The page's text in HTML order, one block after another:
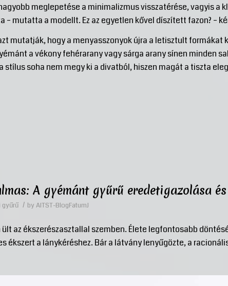
meglepetése a minimalizmus visszatérése, vagyis a
– mutatta a modellt. Ez az egyetlen kővel díszített fazon? –
mutatják, hogy a menyasszonyok újra a letisztult formákat
a vékony fehérarany vagy sárga arany sínen minden
stílus soha nem megy ki a divatból, hiszen magát a tiszta
A gyémánt gyűrű eredetigazolása
gyűrű / by AITST-BlogFatumJ
az ékszerészasztallal szemben. Élete legfontosabb
ékszert a lánykéréshez. Bár a látvány lenyűgözte, a